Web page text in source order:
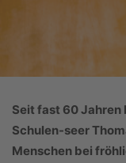
Seit fast 60
Schulen-seer
Menschen bei